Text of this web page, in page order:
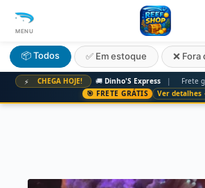
⚡ CHEGA HOJE! 🚚 Dinho'S Express |
Frete
🎯 FRETE GRÁTIS
Ver detalhes
MENU
📦 Todos ✅ Em estoque ❌